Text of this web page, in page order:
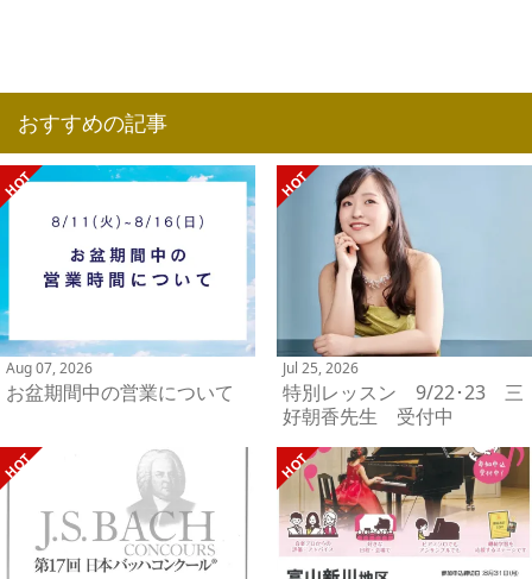
おすすめの記事
Aug 07, 2026
お盆期間中の営業について
Jul 25, 2026
特別レッスン 9/22･23 三
好朝香先生 受付中